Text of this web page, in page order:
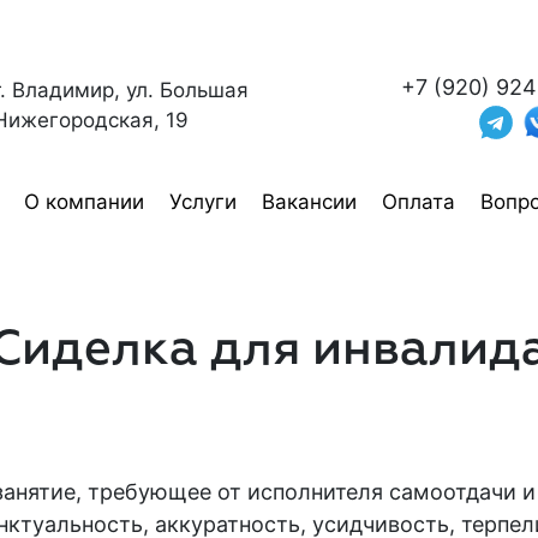
Владимир, ул. Большая
19
+7 (920)
О компании Услуги Вакансии Оплата
для
требующее от исполнителя
аккуратность, усидчивость,